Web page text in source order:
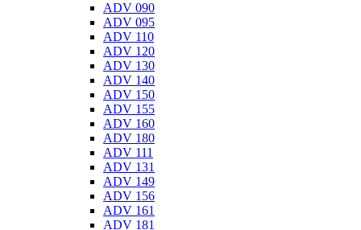
ADV 090
ADV 095
ADV 110
ADV 120
ADV 130
ADV 140
ADV 150
ADV 155
ADV 160
ADV 180
ADV 111
ADV 131
ADV 149
ADV 156
ADV 161
ADV 181